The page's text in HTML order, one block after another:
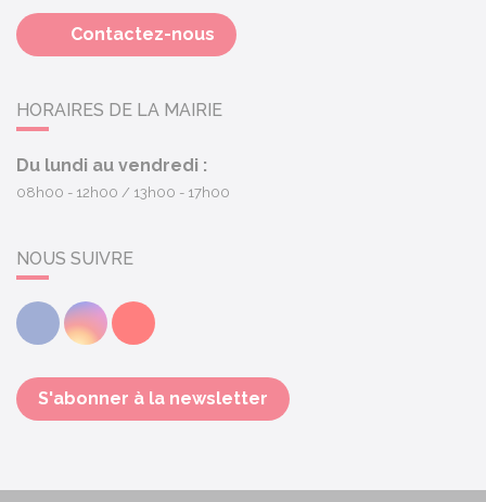
Contactez-nous
HORAIRES DE LA MAIRIE
Du lundi au vendredi :
08h00 - 12h00 13h00 - 17h00
NOUS SUIVRE
FacebookInstagramYoutube
S'abonner à la newsletter